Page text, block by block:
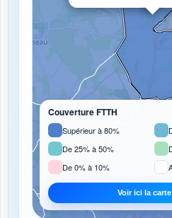
Couverture FTTH
Supérieur à 80%
De 25% à 50%
De 0% à 10%
Voir ici la carte